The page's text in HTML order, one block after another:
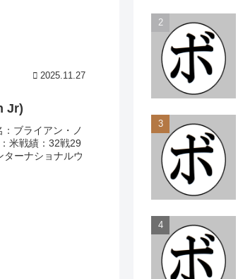
2025.11.27
Jr)
ブライアン・ノ
米戦績：32戦29
ーナショナルウ